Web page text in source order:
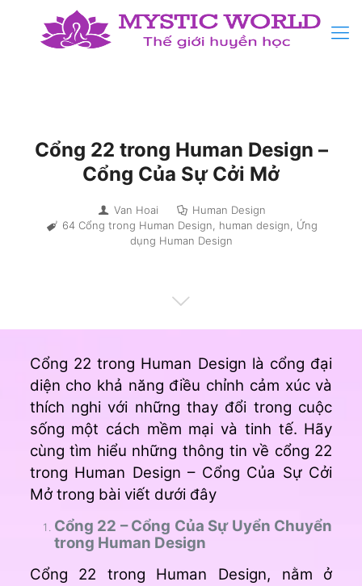
Cổng 22 trong Human Design –
Cổng Của Sự Cởi Mở
Van Hoai
Human Design
64 Cổng trong Human Design
human design
Ứng
dụng Human Design
Cổng 22 trong Human Design là cổng đại
diện cho khả năng điều chỉnh cảm xúc và
thích nghi với những thay đổi trong cuộc
sống một cách mềm mại và tinh tế. Hãy
cùng tìm hiểu những thông tin về cổng 22
trong Human Design – Cổng Của Sự Cởi
Mở trong bài viết dưới đây
Cổng 22 – Cổng Của Sự Uyển Chuyển
trong Human Design
Cổng 22 trong Human Design, nằm ở